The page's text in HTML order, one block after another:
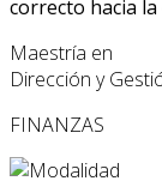
correcto hacia
Maestría en
Dirección y
FINANZAS